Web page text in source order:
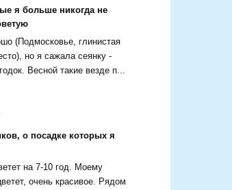
я больше никогда не
(Подмосковье, глинистая
но я сажала сеянку -
Весной такие везде п...
о посадке которых я
на 7-10 год. Моему
очень красивое. Рядом